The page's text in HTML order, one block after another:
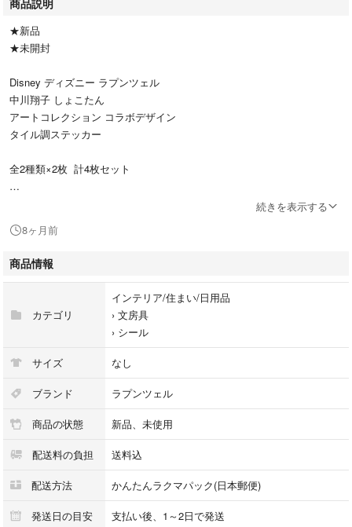
★新品
★未開封
Disney ディズニー ラプンツェル
中川翔子 しょこたん
アートコレクション コラボデザイン
タイル調ステッカー
全2種類×2枚 計4枚セット
※バラ売り・単品ご購入でのお値下げ交渉はご遠慮ください。
おまとめ買いでお値引き致します。
続きを表示する
8ヶ月前
商品情報
カテゴリ
インテリア/住まい/日用品
› 文房具
› シール
サイズ なし
ブランド ラプンツェル
商品の状態 新品、未使用
配送料の負担 送料込
配送方法 かんたんラクマパック(日本郵便)
発送日の目安 支払い後、1～2日で発送